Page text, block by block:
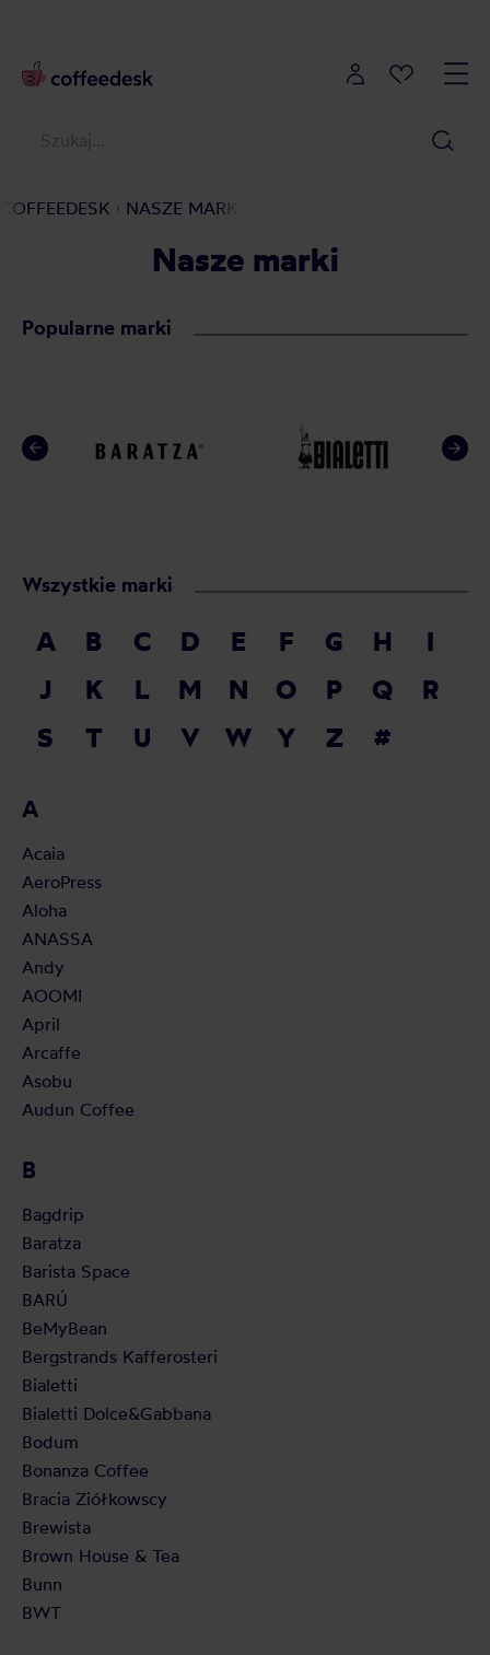
COFFEEDESK NASZE MARKI
Nasze marki
Popularne marki
Wszystkie marki
A B C D E F G H
I
J
K L M N O P Q
R
S
T U V W Y Z #
A
Acaia
AeroPress
Aloha
ANASSA
Andy
AOOMI
April
Arcaffe
Asobu
Audun Coffee
B
Bagdrip
Baratza
Barista Space
BARÚ
BeMyBean
Bergstrands Kafferosteri
Bialetti
Bialetti Dolce&Gabbana
Bodum
Bonanza Coffee
Bracia Ziółkowscy
Brewista
Brown House & Tea
Bunn
BWT